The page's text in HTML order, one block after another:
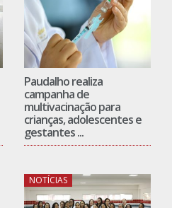
Paudalho realiza
campanha de
multivacinação para
crianças, adolescentes e
gestantes ...
NOTÍCIAS